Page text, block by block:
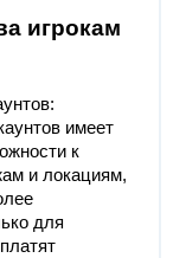
игрокам
имеет
к
и локациям,
для